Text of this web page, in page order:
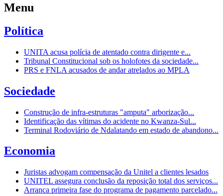
Menu
Política
UNITA acusa polícia de atentado contra dirigente e...
Tribunal Constitucional sob os holofotes da sociedade...
PRS e FNLA acusados de andar atrelados ao MPLA
Sociedade
Construção de infra-estruturas "amputa" arborização...
Identificação das vítimas do acidente no Kwanza-Sul...
Terminal Rodoviário de Ndalatando em estado de abandono...
Economia
Juristas advogam compensação da Unitel a clientes lesados
UNITEL assegura conclusão da reposição total dos serviços...
Arranca primeira fase do programa de pagamento parcelado...